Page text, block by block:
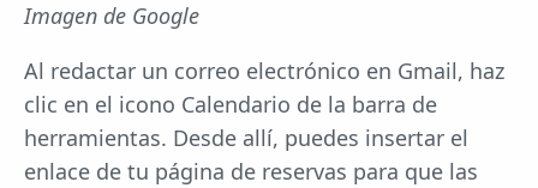
Imagen de Google
Al redactar un correo electrónico en Gmail, haz
clic en el icono Calendario de la barra de
herramientas. Desde allí, puedes insertar el
enlace de tu página de reservas para que las